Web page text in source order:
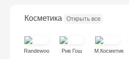
Косметика Открыть все
Randewoo Рив Гош М.Косметик